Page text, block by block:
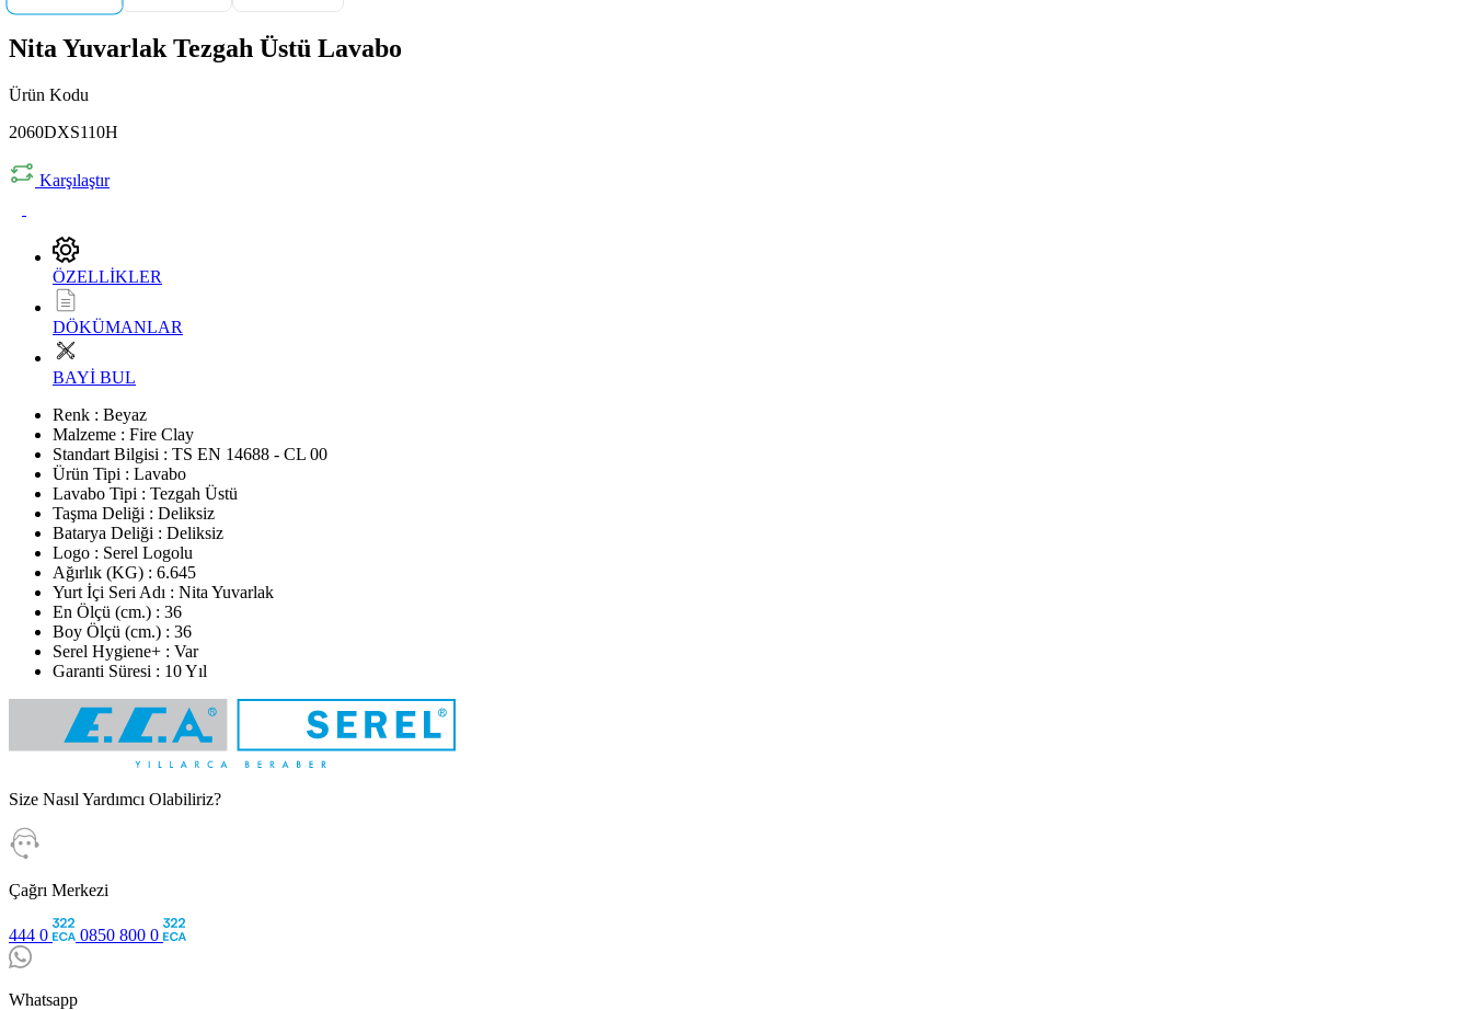
Nita Yuvarlak Tezgah Üstü Lavabo
Ürün Kodu
2060DXS110H
Karşılaştır
ÖZELLİKLER
DÖKÜMANLAR
BAYİ BUL
Renk : Beyaz
Malzeme : Fire Clay
Standart Bilgisi : TS EN 14688 - CL 00
Ürün Tipi : Lavabo
Lavabo Tipi : Tezgah Üstü
Taşma Deliği : Deliksiz
Batarya Deliği : Deliksiz
Logo : Serel Logolu
Ağırlık (KG) : 6.645
Yurt İçi Seri Adı : Nita Yuvarlak
En Ölçü (cm.) : 36
Boy Ölçü (cm.) : 36
Serel Hygiene+ : Var
Garanti Süresi : 10 Yıl
Size Nasıl Yardımcı Olabiliriz?
Çağrı Merkezi
444 0 0850 800 0
Whatsapp